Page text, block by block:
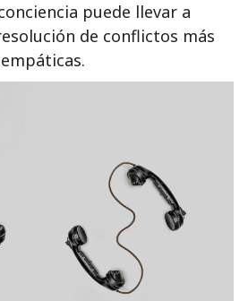
puede llevar a
de conflictos más